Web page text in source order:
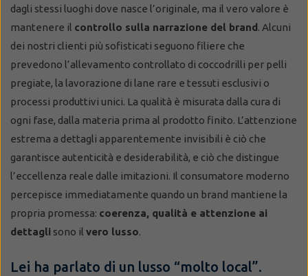
dagli stessi luoghi dove nasce l’originale, ma il vero valore è
mantenere il controllo sulla narrazione del brand. Alcuni
dei nostri clienti più sofisticati seguono filiere che
prevedono l’allevamento controllato di coccodrilli per pelli
pregiate, la lavorazione di lane rare e tessuti esclusivi o
processi produttivi unici. La qualità è misurata dalla cura di
ogni fase, dalla materia prima al prodotto finito. L’attenzione
estrema a dettagli apparentemente invisibili è ciò che
garantisce autenticità e desiderabilità, e ciò che distingue
l’eccellenza reale dalle imitazioni. Il consumatore moderno
percepisce immediatamente quando un brand mantiene la
propria promessa: coerenza, qualità e attenzione ai
dettagli sono il vero lusso.
Lei ha parlato di un lusso “molto local”.